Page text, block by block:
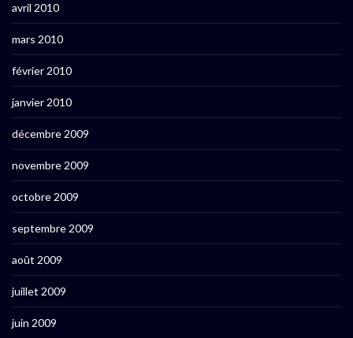
avril 2010
mars 2010
février 2010
janvier 2010
décembre 2009
novembre 2009
octobre 2009
septembre 2009
août 2009
juillet 2009
juin 2009